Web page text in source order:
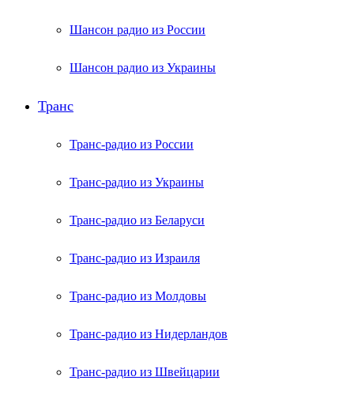
Шансон радио из России
Шансон радио из Украины
Транс
Транс-радио из России
Транс-радио из Украины
Транс-радио из Беларуси
Транс-радио из Израиля
Транс-радио из Молдовы
Транс-радио из Нидерландов
Транс-радио из Швейцарии